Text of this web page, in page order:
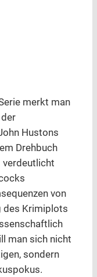
merkt man
Hustons
Drehbuch
verdeutlicht
von
des Krimiplots
man sich nicht
sondern